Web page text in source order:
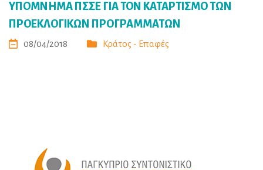
ΥΠΟΜΝΗΜΑ ΠΣΣΕ ΓΙΑ ΤΟΝ ΚΑΤΑΡΤΙΣΜΟ ΤΩΝ
ΠΡΟΕΚΛΟΓΙΚΩΝ ΠΡΟΓΡΑΜΜΑΤΩΝ
08/04/2018 Κράτος - Επαφές